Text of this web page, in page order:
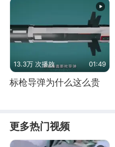
13.3万 次播放 01:49
标枪导弹为什么这么贵
更多热门视频